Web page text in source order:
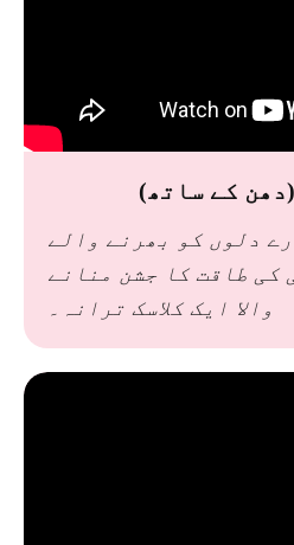
کے ساتھ)
دلوں کو بھرنے والے
کی طاقت کا جشن منانے
والا ایک کلاسک ترانہ۔